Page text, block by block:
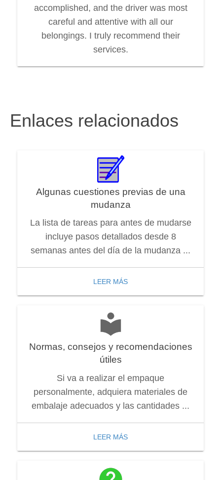
accomplished, and the driver was most
careful and attentive with all our
belongings. I truly recommend their
services.
Enlaces relacionados
Algunas cuestiones previas de una
mudanza
La lista de tareas para antes de mudarse
incluye pasos detallados desde 8
semanas antes del día de la mudanza ...
LEER MÁS
Normas, consejos y recomendaciones
útiles
Si va a realizar el empaque
personalmente, adquiera materiales de
embalaje adecuados y las cantidades ...
LEER MÁS